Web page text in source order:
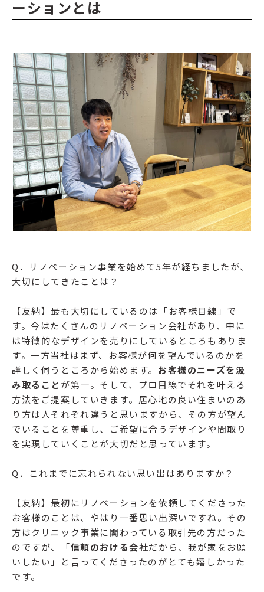
ーションとは
Q．リノベーション事業を始めて5年が経ちましたが、
大切にしてきたことは？
【友納】最も大切にしているのは「お客様目線」で
す。今はたくさんのリノベーション会社があり、中に
は特徴的なデザインを売りにしているところもありま
す。一方当社はまず、お客様が何を望んでいるのかを
詳しく伺うところから始めます。 お客様のニーズを汲
み取ること が第一。そして、プロ目線でそれを叶える
方法をご提案していきます。居心地の良い住まいのあ
り方は人それぞれ違うと思いますから、その方が望ん
でいることを尊重し、ご希望に合うデザインや間取り
を実現していくことが大切だと思っています。
Q．これまでに忘れられない思い出はありますか？
【友納】最初にリノベーションを依頼してくださった
お客様のことは、やはり一番思い出深いですね。その
方はクリニック事業に関わっている取引先の方だった
のですが、「信頼のおける会社だから、我が家をお願
いしたい」と言ってくださったのがとても嬉しかった
です。